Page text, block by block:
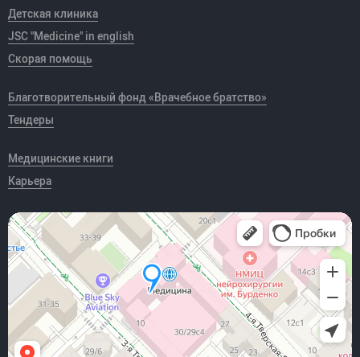
Детская клиника
JSC "Medicine" in english
Скорая помощь
Благотворительный фонд «Врачебное братство»
Тендеры
Медицинские книги
Карьера